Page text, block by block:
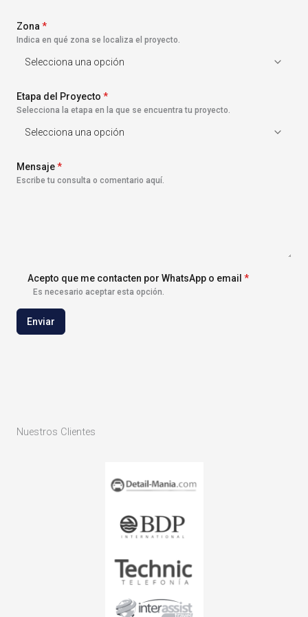
1
Zona *
Indica en qué zona se localiza el proyecto.
Etapa del Proyecto *
Selecciona la etapa en la que se encuentra tu proyecto.
Mensaje*
Escribe tu consulta o comentario aquí.
Acepto que me contacten por WhatsApp o email *
Es necesario aceptar esta opción.
Enviar
Nuestros Clientes